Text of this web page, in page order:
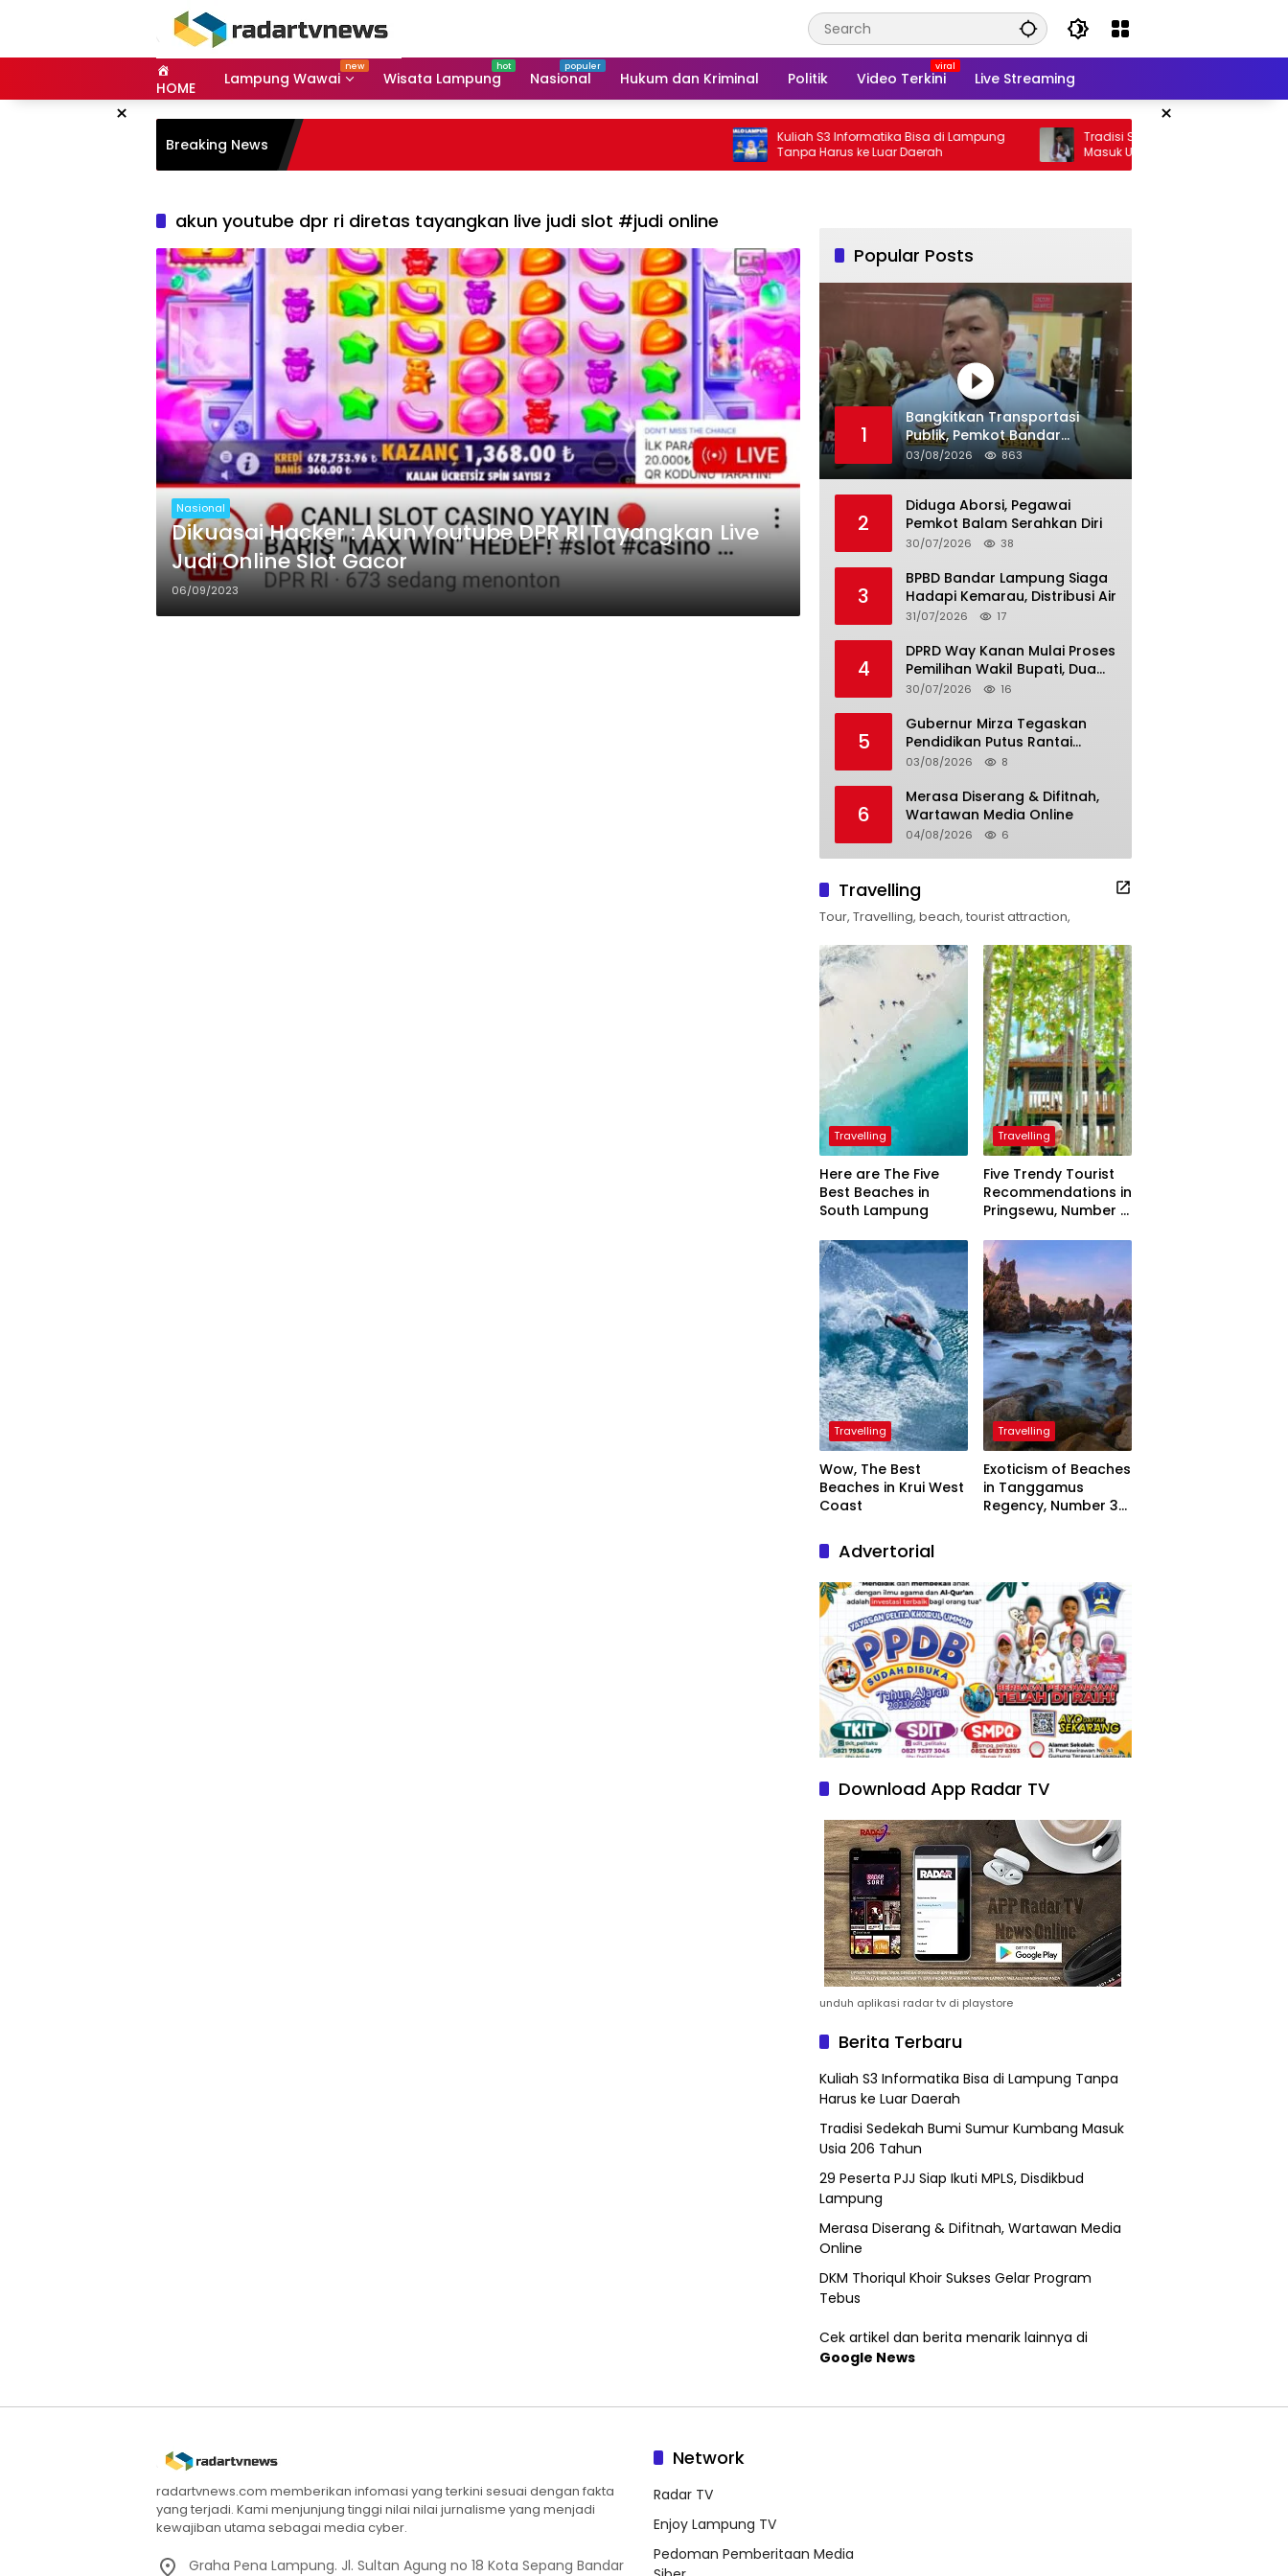
HOME Lampung Wawai Wisata Lampung Nasional Hukum dan Kriminal Politik Video Terkini Live Streaming
× ×
Breaking News
Kuliah S3 Informatika Bisa di Lampung
Tanpa Harus ke Luar Daerah
Tradisi Sedekah Bumi Sumur Kumbang
Masuk Usia 206 Tahun
akun youtube dpr ri diretas tayangkan live judi slot #judi online
Nasional
Dikuasai Hacker : Akun Youtube DPR RI Tayangkan Live
Judi Online Slot Gacor
06/09/2023
Popular Posts
1
Bangkitkan Transportasi
Publik, Pemkot Bandar
Lampung Uji Coba Bus Umum
03/08/2026 863
2
Diduga Aborsi, Pegawai
Pemkot Balam Serahkan Diri
30/07/2026 38
3
BPBD Bandar Lampung Siaga
Hadapi Kemarau, Distribusi Air
31/07/2026 17
4
DPRD Way Kanan Mulai Proses
Pemilihan Wakil Bupati, Dua
Nama Resmi Bersaing
30/07/2026 16
5
Gubernur Mirza Tegaskan
Pendidikan Putus Rantai
Kemiskinan
03/08/2026 8
6
Merasa Diserang & Difitnah,
Wartawan Media Online
04/08/2026 6
Travelling
Tour, Travelling, beach, tourist attraction,
Travelling
Here are The Five
Best Beaches in
South Lampung
Travelling
Five Trendy Tourist
Recommendations in
Pringsewu, Number 3
President
Travelling
Wow, The Best
Beaches in Krui West
Coast
Travelling
Exoticism of Beaches
in Tanggamus
Regency, Number 3
Advertorial
Download App Radar TV
unduh aplikasi radar tv di playstore
Berita Terbaru
Kuliah S3 Informatika Bisa di Lampung Tanpa
Harus ke Luar Daerah
Tradisi Sedekah Bumi Sumur Kumbang Masuk
Usia 206 Tahun
29 Peserta PJJ Siap Ikuti MPLS, Disdikbud
Lampung
Merasa Diserang & Difitnah, Wartawan Media
Online
DKM Thoriqul Khoir Sukses Gelar Program
Tebus
Cek artikel dan berita menarik lainnya di
Google News
radartvnews.com memberikan infomasi yang terkini sesuai dengan fakta
yang terjadi. Kami menjunjung tinggi nilai nilai jurnalisme yang menjadi
kewajiban utama sebagai media cyber.
Graha Pena Lampung. Jl. Sultan Agung no 18 Kota Sepang Bandar
Network
Radar TV
Enjoy Lampung TV
Pedoman Pemberitaan Media